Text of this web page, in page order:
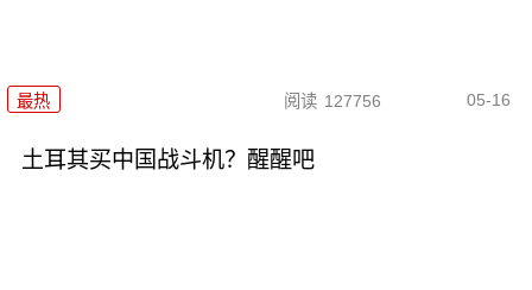
最热 阅读 127756 05-16
土耳其买中国战斗机？醒醒吧